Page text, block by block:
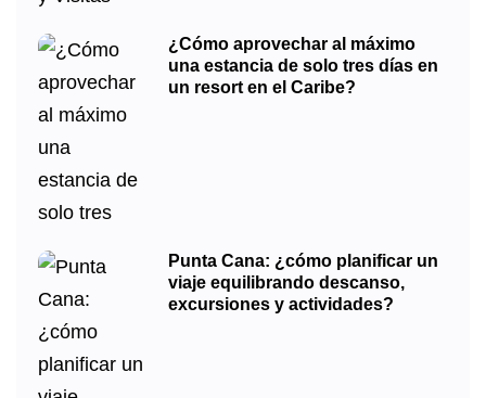
¿Cómo aprovechar al máximo
una estancia de solo tres días en
un resort en el Caribe?
Punta Cana: ¿cómo planificar un
viaje equilibrando descanso,
excursiones y actividades?